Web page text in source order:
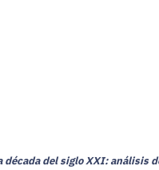
del siglo XXI: análisis